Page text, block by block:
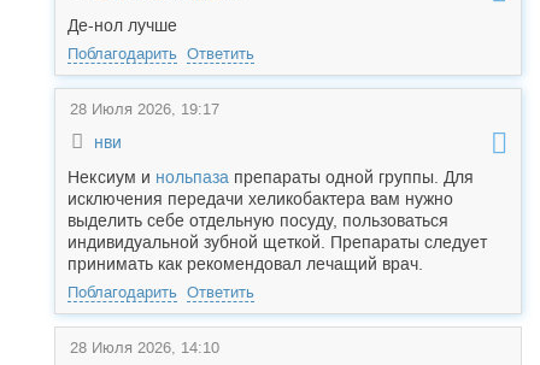
Де-нол лучше
Поблагодарить Ответить
28 Июля 2026, 19:17
нви
Нексиум и нольпаза препараты одной группы. Для
исключения передачи хеликобактера вам нужно
выделить себе отдельную посуду, пользоваться
индивидуальной зубной щеткой. Препараты следует
принимать как рекомендовал лечащий врач.
Поблагодарить Ответить
28 Июля 2026, 14:10